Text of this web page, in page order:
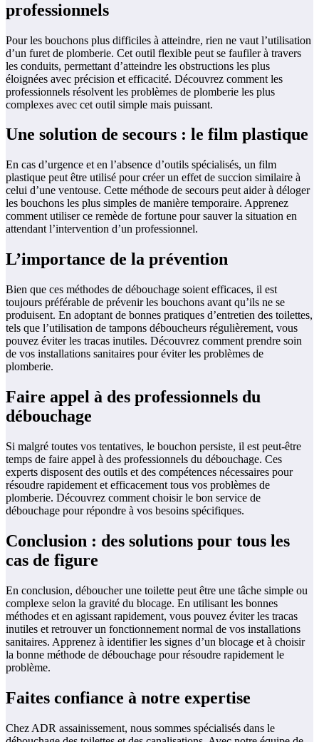
professionnels
Pour les bouchons plus difficiles à atteindre, rien ne vaut l’utilisation
d’un furet de plomberie. Cet outil flexible peut se faufiler à travers
les conduits, permettant d’atteindre les obstructions les plus
éloignées avec précision et efficacité. Découvrez comment les
professionnels résolvent les problèmes de plomberie les plus
complexes avec cet outil simple mais puissant.
Une solution de secours : le film plastique
En cas d’urgence et en l’absence d’outils spécialisés, un film
plastique peut être utilisé pour créer un effet de succion similaire à
celui d’une ventouse. Cette méthode de secours peut aider à déloger
les bouchons les plus simples de manière temporaire. Apprenez
comment utiliser ce remède de fortune pour sauver la situation en
attendant l’intervention d’un professionnel.
L’importance de la prévention
Bien que ces méthodes de débouchage soient efficaces, il est
toujours préférable de prévenir les bouchons avant qu’ils ne se
produisent. En adoptant de bonnes pratiques d’entretien des toilettes,
tels que l’utilisation de tampons déboucheurs régulièrement, vous
pouvez éviter les tracas inutiles. Découvrez comment prendre soin
de vos installations sanitaires pour éviter les problèmes de
plomberie.
Faire appel à des professionnels du
débouchage
Si malgré toutes vos tentatives, le bouchon persiste, il est peut-être
temps de faire appel à des professionnels du débouchage. Ces
experts disposent des outils et des compétences nécessaires pour
résoudre rapidement et efficacement tous vos problèmes de
plomberie. Découvrez comment choisir le bon service de
débouchage pour répondre à vos besoins spécifiques.
Conclusion : des solutions pour tous les
cas de figure
En conclusion, déboucher une toilette peut être une tâche simple ou
complexe selon la gravité du blocage. En utilisant les bonnes
méthodes et en agissant rapidement, vous pouvez éviter les tracas
inutiles et retrouver un fonctionnement normal de vos installations
sanitaires. Apprenez à identifier les signes d’un blocage et à choisir
la bonne méthode de débouchage pour résoudre rapidement le
problème.
Faites confiance à notre expertise
Chez ADR assainissement, nous sommes spécialisés dans le